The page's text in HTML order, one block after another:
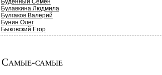
Будённый Семен
Булавкина Людмила
Булгаков Валерий
Бунин Олег
Быковский Егор
Самые-самые